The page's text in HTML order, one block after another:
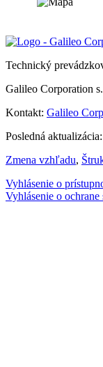
Technický
Galileo Corporation
Kontakt: Galileo
Posledná
Zmena vzhľadu,
Vyhlásenie o
Vyhlásenie o ochrane